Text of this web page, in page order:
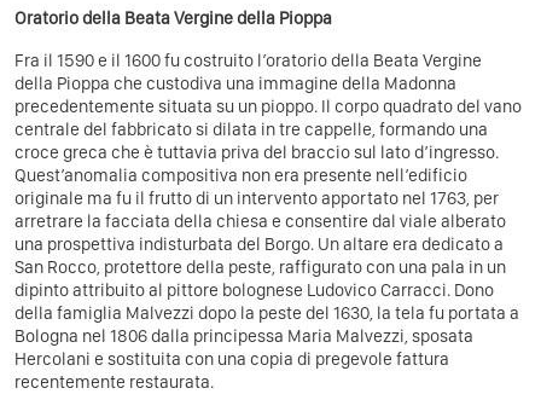
Oratorio della Beata Vergine della Pioppa
Fra il 1590 e il 1600 fu costruito l’oratorio della Beata Vergine
della Pioppa che custodiva una immagine della Madonna
precedentemente situata su un pioppo. Il corpo quadrato del vano
centrale del fabbricato si dilata in tre cappelle, formando una
croce greca che è tuttavia priva del braccio sul lato d’ingresso.
Quest’anomalia compositiva non era presente nell’edificio
originale ma fu il frutto di un intervento apportato nel 1763, per
arretrare la facciata della chiesa e consentire dal viale alberato
una prospettiva indisturbata del Borgo. Un altare era dedicato a
San Rocco, protettore della peste, raffigurato con una pala in un
dipinto attribuito al pittore bolognese Ludovico Carracci. Dono
della famiglia Malvezzi dopo la peste del 1630, la tela fu portata a
Bologna nel 1806 dalla principessa Maria Malvezzi, sposata
Hercolani e sostituita con una copia di pregevole fattura
recentemente restaurata.